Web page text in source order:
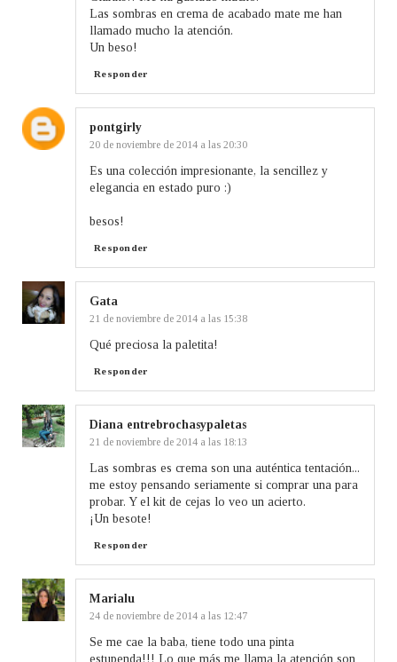
Las sombras en crema de acabado mate me han
llamado mucho la atención.
Un beso!
Responder
pontgirly
20 de noviembre de 2014 a las 20:30
Es una colección impresionante, la sencillez y
elegancia en estado puro :)
besos!
Responder
Gata
21 de noviembre de 2014 a las 15:38
Qué preciosa la paletita!
Responder
Diana entrebrochasypaletas
21 de noviembre de 2014 a las 18:13
Las sombras es crema son una auténtica tentación...
me estoy pensando seriamente si comprar una para
probar. Y el kit de cejas lo veo un acierto.
¡Un besote!
Responder
Marialu
24 de noviembre de 2014 a las 12:47
Se me cae la baba, tiene todo una pinta
estupenda!!! Lo que más me llama la atención son